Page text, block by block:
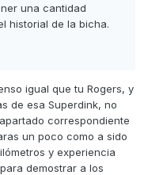
una cantidad
historial de la bicha.
igual que tu Rogers, y
de esa Superdink, no
correspondiente
un poco como a sido
y experiencia
demostrar a los